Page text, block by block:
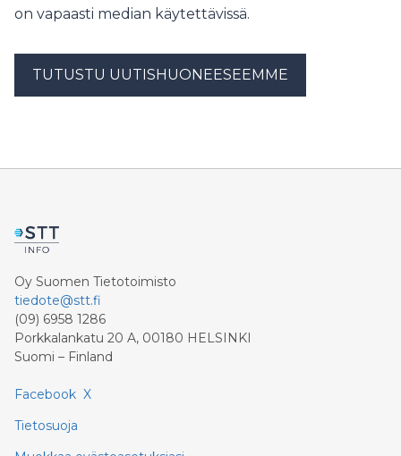
on vapaasti median käytettävissä.
TUTUSTU UUTISHUONEESEEMME
Oy Suomen Tietotoimisto
tiedote@stt.fi
(09) 6958 1286
Porkkalankatu 20 A, 00180 HELSINKI
Suomi – Finland
Facebook X
Tietosuoja